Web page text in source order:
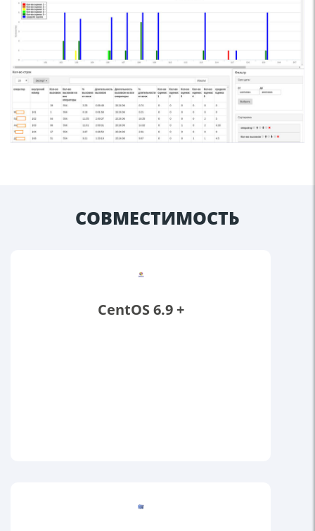
СОВМЕСТИМОСТЬ
CentOS 6.9 +